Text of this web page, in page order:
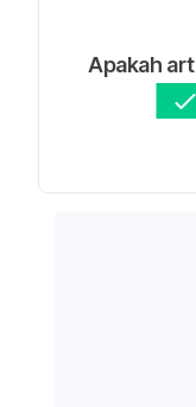
Apakah